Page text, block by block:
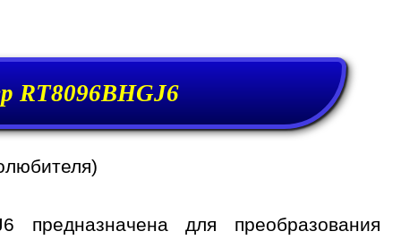
RT8096BHGJ6
предназначена для преобразования